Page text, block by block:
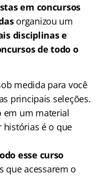
em concursos
organizou um
disciplinas e
de todo o
medida para você
principais seleções.
em um material
histórias é o que
esse curso
que acessarem o